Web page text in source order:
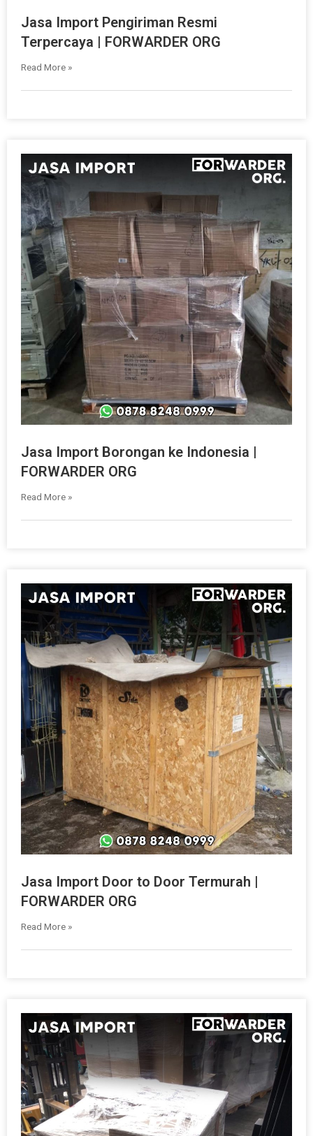
Jasa Import Pengiriman Resmi
Terpercaya | FORWARDER ORG
Read More »
Jasa Import Borongan ke Indonesia |
FORWARDER ORG
Read More »
Jasa Import Door to Door Termurah |
FORWARDER ORG
Read More »